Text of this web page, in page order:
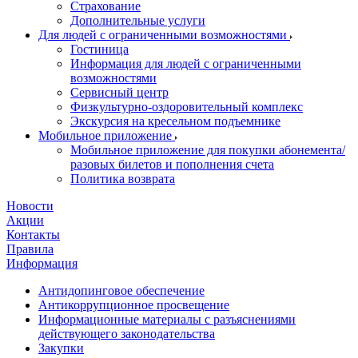
Страхование
Дополнительные услуги
Для людей с ограниченными возможностями
Гостиница
Информация для людей с ограниченными
возможностями
Сервисный центр
Физкультурно-оздоровительный комплекс
Экскурсия на кресельном подъемнике
Мобильное приложение
Мобильное приложение для покупки абонемента/
разовых билетов и пополнения счета
Политика возврата
Новости
Акции
Контакты
Правила
Информация
Антидопинговое обеспечение
Антикоррупционное просвещение
Информационные материалы с разъяснениями
действующего законодательства
Закупки